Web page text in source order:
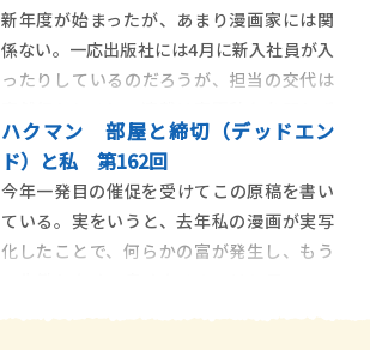
も無縁である。しかし、そうした季節病に
無縁ということは「オールシーズンいつで
も病める」という
新年度が始まったが、あまり漫画家には関
係ない。一応出版社には4月に新入社員が入
ったりしているのだろうが、担当の交代は
に終わる。だが逆にいえば、春を待たずに
担当が飛んでくれるし、連載はどの時期で
も始められるということだ。そもそも漫画
業界は学校教育や一般的企業とは相容れな
かった奴の集合
ハクマン 部屋と締切（デッドエン
ド）と私 第162回
今年一発目の催促を受けてこの原稿を書い
ている。実をいうと、去年私の漫画が実写
化したことで、何らかの富が発生し、もう